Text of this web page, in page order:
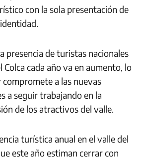
con la sola presentación de
presencia de turistas nacionales
cada año va en aumento, lo
compromete a las nuevas
a seguir trabajando en la
de los atractivos del valle.
turística anual en el valle del
este año estiman cerrar con